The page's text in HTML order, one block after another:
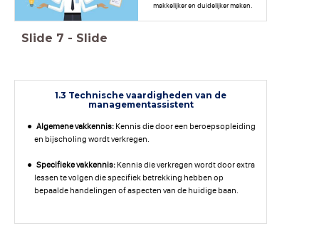
makkelijker en duidelijker maken.
Slide 7 - Slide
1.3 Technische vaardigheden van de
managementassistent
Algemene vakkennis: Kennis die door een beroepsopleiding
en bijscholing wordt verkregen.
Specifieke vakkennis: Kennis die verkregen wordt door extra
lessen te volgen die specifiek betrekking hebben op
bepaalde handelingen of aspecten van de huidige baan.